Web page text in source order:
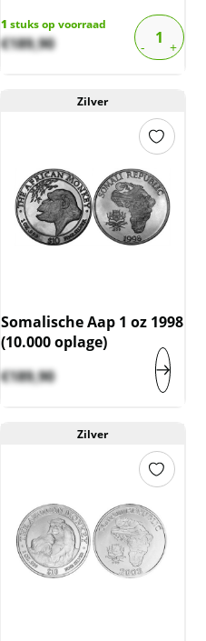
1 stuks op voorraad
€189,90
Zilver
Somalische Aap 1 oz 1998
(10.000 oplage)
€189,90
Zilver